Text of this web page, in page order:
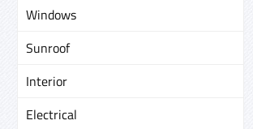
Windows
Sunroof
Interior
Electrical